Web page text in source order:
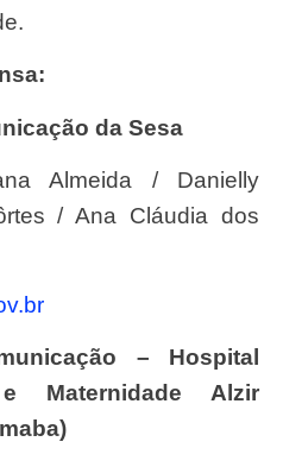
da Sesa
/ Ana Cláudia dos
Maternidade Alzir